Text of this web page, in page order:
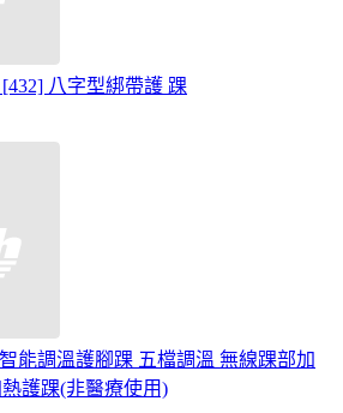
八字型綁帶護 踝
能調溫護腳踝 五檔調溫 無線踝部加
護踝(非醫療使用)